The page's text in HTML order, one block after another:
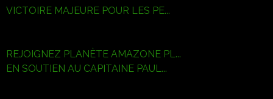
VICTOIRE MAJEURE POUR LES PE...
REJOIGNEZ PLANÈTE AMAZONE PL...
EN SOUTIEN AU CAPITAINE PAUL...